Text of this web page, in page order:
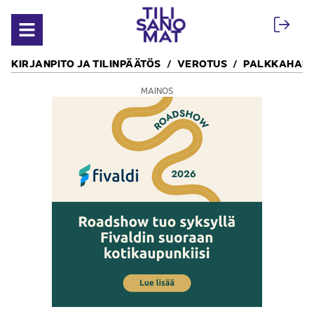
Avaa valikko
KIRJANPITO JA TILINPÄÄTÖS VEROTUS
MAINOS